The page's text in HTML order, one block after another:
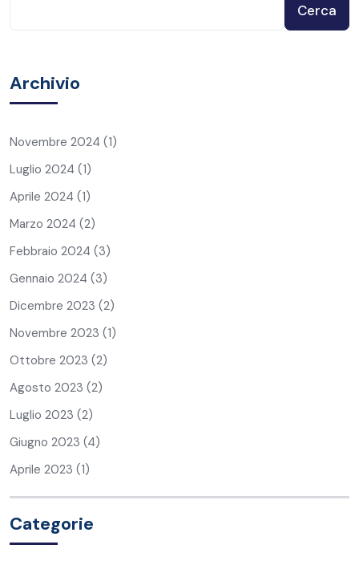
Cerca
Archivio
Novembre 2024 (1)
Luglio 2024 (1)
Aprile 2024 (1)
Marzo 2024 (2)
Febbraio 2024 (3)
Gennaio 2024 (3)
Dicembre 2023 (2)
Novembre 2023 (1)
Ottobre 2023 (2)
Agosto 2023 (2)
Luglio 2023 (2)
Giugno 2023 (4)
Aprile 2023 (1)
Categorie